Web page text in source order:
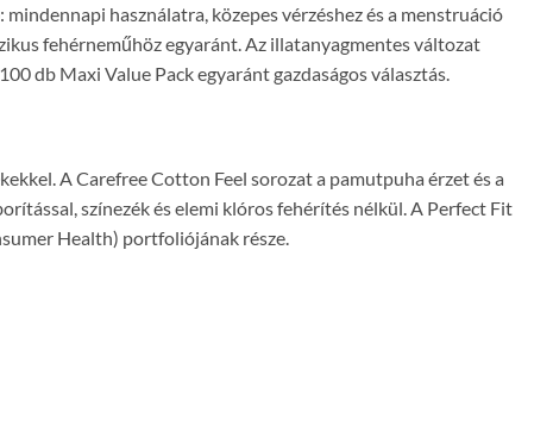
használatra, közepes vérzéshez és a menstruáció
fehérneműhöz egyaránt. Az illatanyagmentes változat
db Maxi Value Pack egyaránt gazdaságos választás.
A Carefree Cotton Feel sorozat a pamutpuha érzet és a
színezék és elemi klóros fehérítés nélkül. A Perfect Fit
Health) portfoliójának része.